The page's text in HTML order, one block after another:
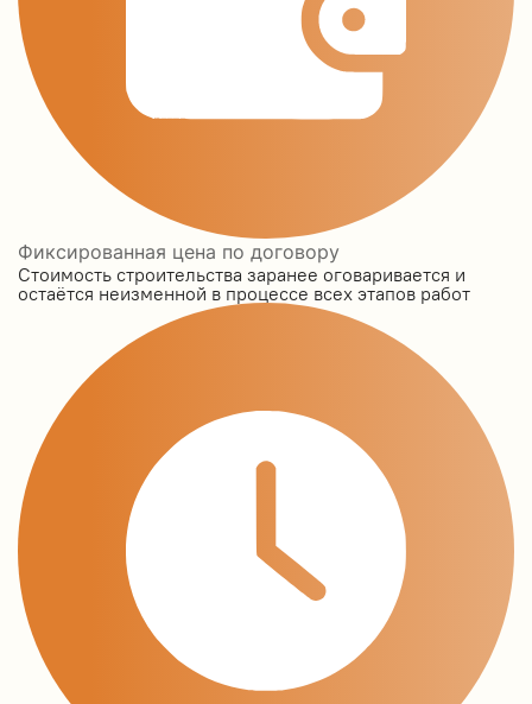
Фиксированная цена по договору
Стоимость строительства заранее оговаривается и
остаётся неизменной в процессе всех этапов работ